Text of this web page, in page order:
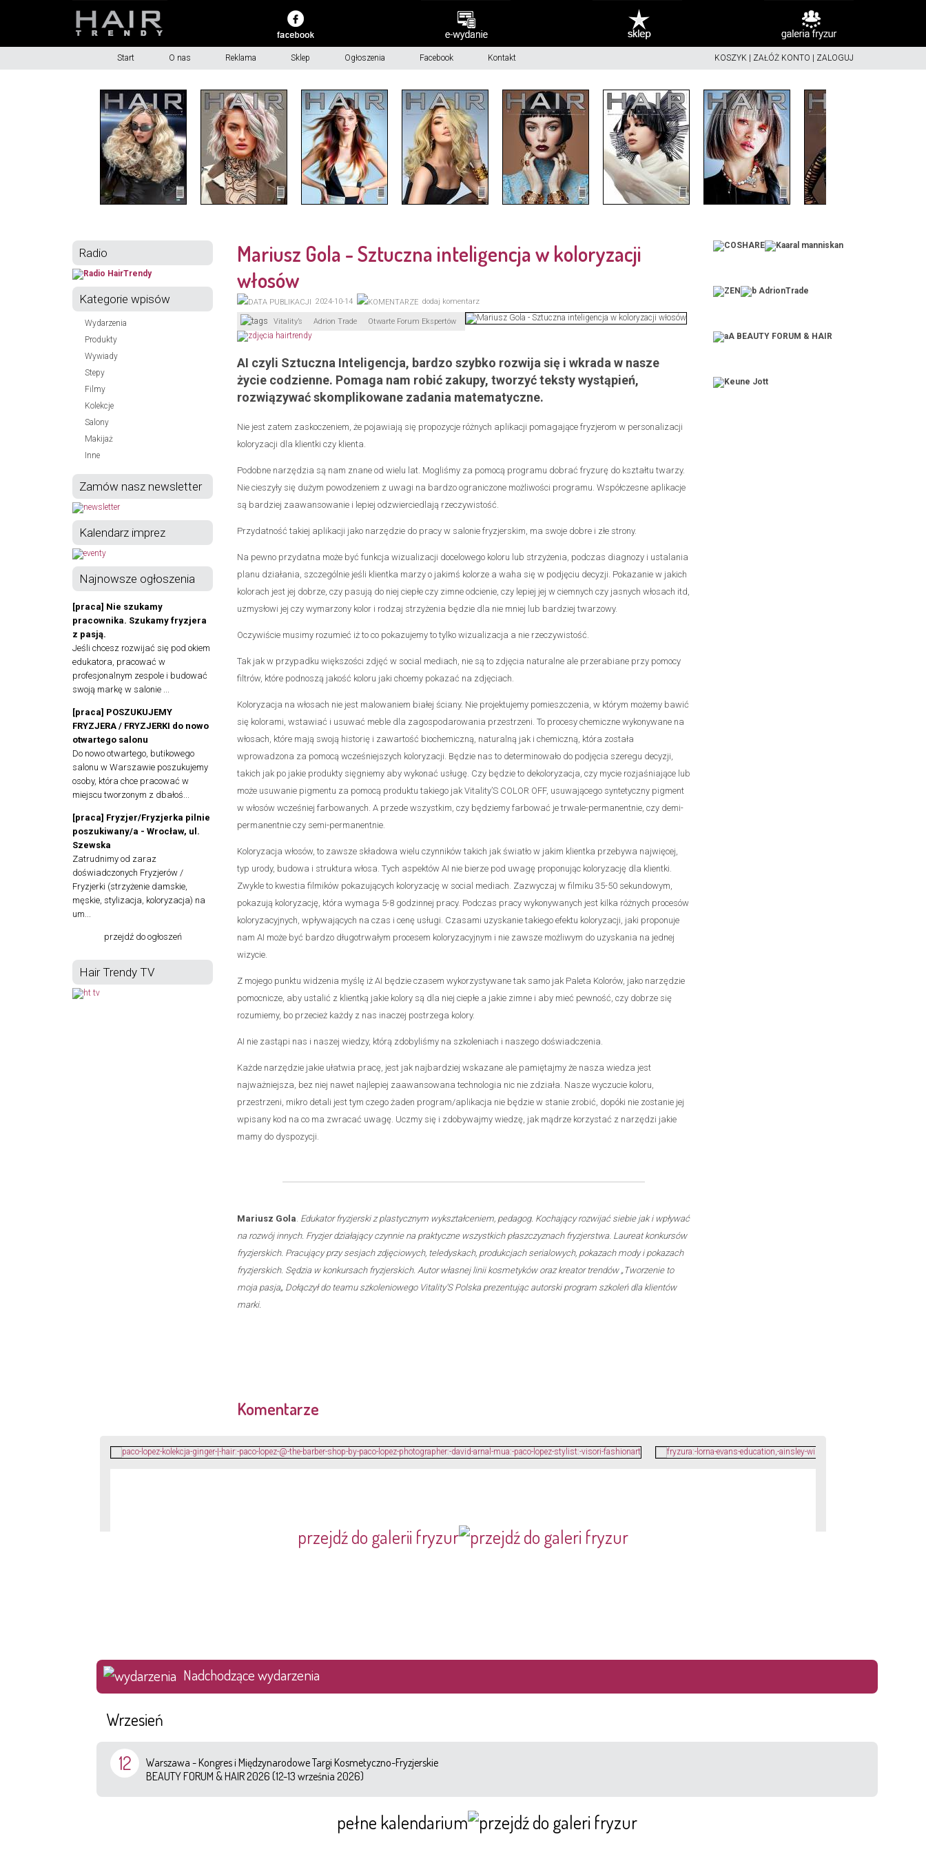
Start O nas Reklama Sklep Ogłoszenia Facebook Kontakt KOSZYK ZAŁÓŻ KONTO ZALOGUJ
Radio
Kategorie wpisów
Wydarzenia
Produkty
Wywiady
Stepy
Filmy
Kolekcje
Salony
Makijaż
Inne
Zamów nasz newsletter
Kalendarz imprez
Najnowsze ogłoszenia
[praca] Nie szukamy
pracownika. Szukamy fryzjera
z pasją.
Jeśli chcesz rozwijać się pod okiem
edukatora, pracować w
profesjonalnym zespole i budować
swoją markę w salonie ...
[praca] POSZUKUJEMY
FRYZJERA / FRYZJERKI do nowo
otwartego salonu
Do nowo otwartego, butikowego
salonu w Warszawie poszukujemy
osoby, która chce pracować w
miejscu tworzonym z dbałoś...
[praca] Fryzjer/Fryzjerka pilnie
poszukiwany/a - Wrocław, ul.
Szewska
Zatrudnimy od zaraz
doświadczonych Fryzjerów /
Fryzjerki (strzyżenie damskie,
męskie, stylizacja, koloryzacja) na
um...
przejdź do ogłoszeń
Hair Trendy TV
Mariusz Gola - Sztuczna inteligencja w koloryzacji
włosów
2024-10-14 dodaj komentarz
Vitality’s Adrion Trade Otwarte Forum Ekspertów
AI czyli Sztuczna Inteligencja, bardzo szybko rozwija się i wkrada w nasze
życie codzienne. Pomaga nam robić zakupy, tworzyć teksty wystąpień,
rozwiązywać skomplikowane zadania matematyczne.
Nie jest zatem zaskoczeniem, że pojawiają się propozycje różnych aplikacji pomagające fryzjerom w personalizacji
koloryzacji dla klientki czy klienta.
Podobne narzędzia są nam znane od wielu lat. Mogliśmy za pomocą programu dobrać fryzurę do kształtu twarzy.
Nie cieszyły się dużym powodzeniem z uwagi na bardzo ograniczone możliwości programu. Współczesne aplikacje
są bardziej zaawansowanie i lepiej odzwierciedlają rzeczywistość.
Przydatność takiej aplikacji jako narzędzie do pracy w salonie fryzjerskim, ma swoje dobre i złe strony.
Na pewno przydatna może być funkcja wizualizacji docelowego koloru lub strzyżenia, podczas diagnozy i ustalania
planu działania, szczególnie jeśli klientka marzy o jakimś kolorze a waha się w podjęciu decyzji. Pokazanie w jakich
kolorach jest jej dobrze, czy pasują do niej ciepłe czy zimne odcienie, czy lepiej jej w ciemnych czy jasnych włosach itd,
uzmysłowi jej czy wymarzony kolor i rodzaj strzyżenia będzie dla nie mniej lub bardziej twarzowy.
Oczywiście musimy rozumieć iż to co pokazujemy to tylko wizualizacja a nie rzeczywistość.
Tak jak w przypadku większości zdjęć w social mediach, nie są to zdjęcia naturalne ale przerabiane przy pomocy
filtrów, które podnoszą jakość koloru jaki chcemy pokazać na zdjęciach.
Koloryzacja na włosach nie jest malowaniem białej ściany. Nie projektujemy pomieszczenia, w którym możemy bawić
się kolorami, wstawiać i usuwać meble dla zagospodarowania przestrzeni. To procesy chemiczne wykonywane na
włosach, które mają swoją historię i zawartość biochemiczną, naturalną jak i chemiczną, która została
wprowadzona za pomocą wcześniejszych koloryzacji. Będzie nas to determinowało do podjęcia szeregu decyzji,
takich jak po jakie produkty sięgniemy aby wykonać usługę. Czy będzie to dekoloryzacja, czy mycie rozjaśniające lub
może usuwanie pigmentu za pomocą produktu takiego jak Vitality’S COLOR OFF, usuwającego syntetyczny pigment
w włosów wcześniej farbowanych. A przede wszystkim, czy będziemy farbować je trwale-permanentnie, czy demi-
permanentnie czy semi-permanentnie.
Koloryzacja włosów, to zawsze składowa wielu czynników takich jak światło w jakim klientka przebywa najwięcej,
typ urody, budowa i struktura włosa. Tych aspektów AI nie bierze pod uwagę proponując koloryzację dla klientki.
Zwykle to kwestia filmików pokazujących koloryzację w social mediach. Zazwyczaj w filmiku 35-50 sekundowym,
pokazują koloryzację, która wymaga 5-8 godzinnej pracy. Podczas pracy wykonywanych jest kilka różnych procesów
koloryzacyjnych, wpływających na czas i cenę usługi. Czasami uzyskanie takiego efektu koloryzacji, jaki proponuje
nam AI może być bardzo długotrwałym procesem koloryzacyjnym i nie zawsze możliwym do uzyskania na jednej
wizycie.
Z mojego punktu widzenia myślę iż AI będzie czasem wykorzystywane tak samo jak Paleta Kolorów, jako narzędzie
pomocnicze, aby ustalić z klientką jakie kolory są dla niej ciepłe a jakie zimne i aby mieć pewność, czy dobrze się
rozumiemy, bo przecież każdy z nas inaczej postrzega kolory.
AI nie zastąpi nas i naszej wiedzy, którą zdobyliśmy na szkoleniach i naszego doświadczenia.
Każde narzędzie jakie ułatwia pracę, jest jak najbardziej wskazane ale pamiętajmy że nasza wiedza jest
najważniejsza, bez niej nawet najlepiej zaawansowana technologia nic nie zdziała. Nasze wyczucie koloru,
przestrzeni, mikro detali jest tym czego żaden program/aplikacja nie będzie w stanie zrobić, dopóki nie zostanie jej
wpisany kod na co ma zwracać uwagę. Uczmy się i zdobywajmy wiedzę, jak mądrze korzystać z narzędzi jakie
mamy do dyspozycji.
Mariusz Gola. Edukator fryzjerski z plastycznym wykształceniem, pedagog. Kochający rozwijać siebie jak i wpływać
na rozwój innych. Fryzjer działający czynnie na praktyczne wszystkich płaszczyznach fryzjerstwa. Laureat konkursów
fryzjerskich. Pracujący przy sesjach zdjęciowych, teledyskach, produkcjach serialowych, pokazach mody i pokazach
fryzjerskich. Sędzia w konkursach fryzjerskich. Autor własnej linii kosmetyków oraz kreator trendów „Tworzenie to
moja pasja„ Dołączył do teamu szkoleniowego Vitality’S Polska prezentując autorski program szkoleń dla klientów
marki.
Komentarze
przejdź do galerii fryzur
Nadchodzące wydarzenia
Wrzesień
12
Warszawa - Kongres i Międzynarodowe Targi Kosmetyczno-Fryzjerskie
BEAUTY FORUM & HAIR 2026 (12-13 września 2026)
pełne kalendarium